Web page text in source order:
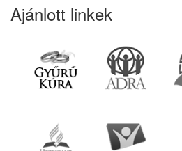
Ajánlott linkek